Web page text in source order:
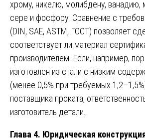
хрому, никелю, молибдену, ванадию,
сере и фосфору. Сравнение с
(DIN, SAE, ASTM, ГОСТ) позволяет
соответствует ли материал
производителем. Если, например,
изготовлен из стали с низким
(менее 0,5% при требуемых
поставщика проката,
изготовитель детали.
Глава 4. Юридическая